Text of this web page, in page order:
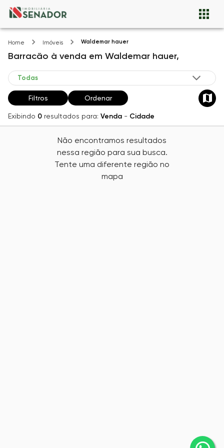
Home Imóveis Waldemar hauer
Barracão à venda em Waldemar hauer,
Filtros Ordenar
Exibindo 0 resultados para: Venda - Cidade
Não encontramos resultados
nessa região para sua busca.
Tente uma diferente região no
mapa